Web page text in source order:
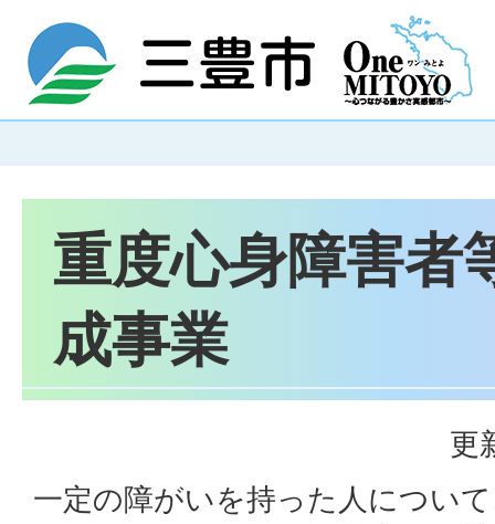
重度心身障害者
成事業
更
一定の障がいを持った人につい